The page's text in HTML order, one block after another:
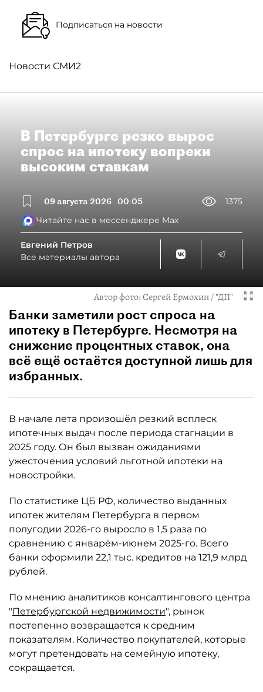
Подписаться на новости
Новости СМИ2
В Петербурге резко вырос
спрос на ипотеку вопреки
высоким ставкам
09 августа 2026 00:05
1375
Читайте нас в мессенджере Max
Евгений Петров
Все материалы автора
Автор фото:Сергей Ермохин / "ДП"
Банки заметили рост спроса на
ипотеку в Петербурге. Несмотря на
снижение процентных ставок, она
всё ещё остаётся доступной лишь для
избранных.
В начале лета произошёл резкий всплеск
ипотечных выдач после периода стагнации в
2025 году. Он был вызван ожиданиями
ужесточения условий льготной ипотеки на
новостройки.
По статистике ЦБ РФ, количество выданных
ипотек жителям Петербурга в первом
полугодии 2026-го выросло в 1,5 раза по
сравнению с январём-июнем 2025-го. Всего
банки оформили 22,1 тыс. кредитов на 121,9 млрд
рублей.
По мнению аналитиков консалтингового центра
"Петербургской недвижимости", рынок
постепенно возвращается к средним
показателям. Количество покупателей, которые
могут претендовать на семейную ипотеку,
сокращается.